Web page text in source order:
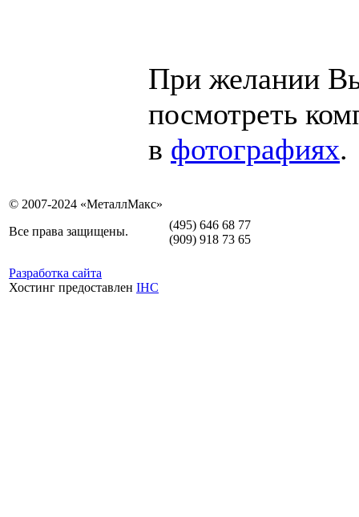
При желании
посмотреть
в фотографиях.
© 2007-2024 «МеталлМакс»
Все права защищены.
Разработка сайта
Хостинг предоставлен IHC
(495) 646 68 77
(909) 918 73 65